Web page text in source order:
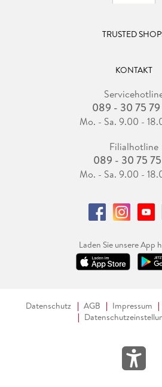
TRUSTED
KONTAKT
089 - 30 75
Mo. - Sa. 9.00 -
Filialhotline
089 - 30 75
Mo. - Sa. 9.00 -
Laden Sie unsere App
Datenschutz AGB Impressum